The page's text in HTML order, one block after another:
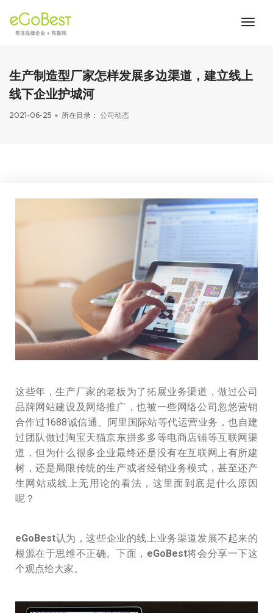
生产制造型厂家怎样发展多边渠道，建立线上
线下企业护城河
2021-06-25 所在目录： 公司动态
这些年，生产厂家的老板为了拓展业务渠道，做过公司
品牌网站建设及网络推广，也被一些网络公司忽悠营销
合作过1688诚信通、阿里国际站等代运营业务，也自建
过团队做过淘宝天猫京东拼多多等电商店铺等互联网渠
道，但为什么很多企业最终还是没有在互联网上有所建
树，还是局限传统的生产或者经销业务模式，甚至还产
生网站或线上无用论的看法，这里面到底是什么原因
呢？
eGoBest认为，这些企业的线上业务渠道发展不起来的
根源在于思维不正确。下面， eGoBest将会分享一下这
个观点给大家。